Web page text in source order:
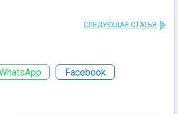
СЛЕДУЮЩАЯ СТАТЬЯ
Facebook